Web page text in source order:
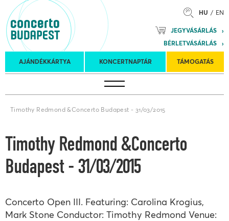
HU EN
JEGYVÁSÁRLÁS
BÉRLETVÁSÁRLÁS
AJÁNDÉKKÁRTYA KONCERTNAPTÁR TÁMOGATÁS
Koncertnaptár
turnék
Kulturális
Program
Felkéréses
koncertek
Timothy Redmond &Concerto Budapest - 31/03/2015
Timothy Redmond &Concerto
Budapest - 31/03/2015
Concerto Open III. Featuring: Carolina Krogius,
Mark Stone Conductor: Timothy Redmond Venue: